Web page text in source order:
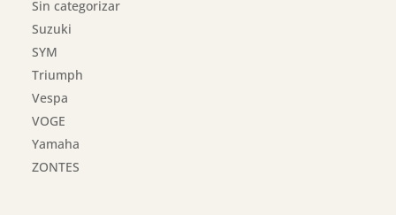
Sin categorizar
Suzuki
SYM
Triumph
Vespa
VOGE
Yamaha
ZONTES